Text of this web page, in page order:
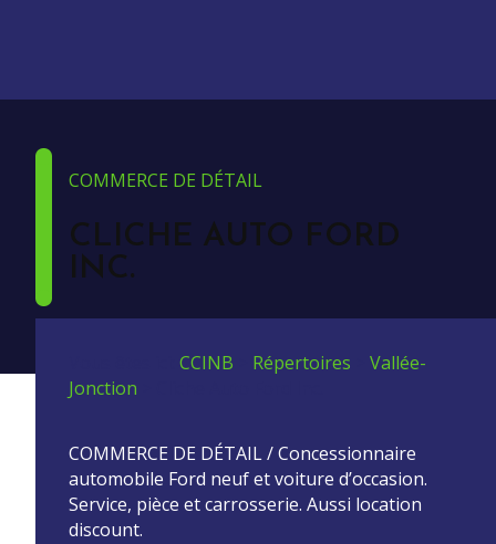
COMMERCE DE DÉTAIL
CLICHE AUTO FORD
INC.
CCINB Répertoires
Vallée-
Jonction
COMMERCE DE DÉTAIL / Concessionnaire
automobile Ford neuf et voiture d’occasion.
Service, pièce et carrosserie. Aussi location
discount.